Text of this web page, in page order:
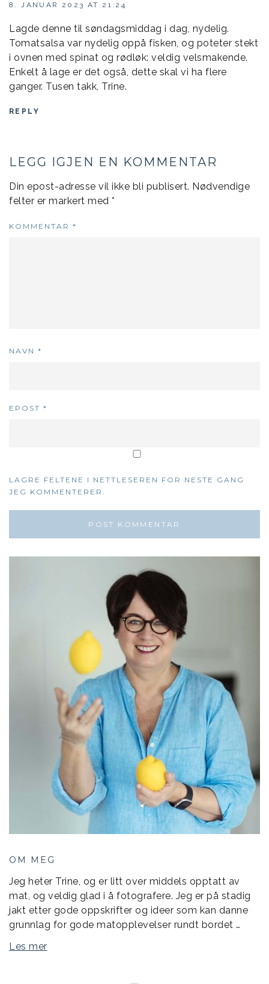
8. JANUAR 2023 AT 21:24
Lagde denne til søndagsmiddag i dag, nydelig.
Tomatsalsa var nydelig oppå fisken, og poteter stekt
i ovnen med spinat og rødløk: veldig velsmakende.
Enkelt å lage er det også, dette skal vi ha flere
ganger. Tusen takk, Trine.
REPLY
LEGG IGJEN EN KOMMENTAR
Din epost-adresse vil ikke bli publisert. Nødvendige
felter er markert med *
KOMMENTAR *
NAVN *
EPOST *
LAGRE FELTENE I NETTLESEREN FOR NESTE GANG
JEG KOMMENTERER.
OM MEG
Jeg heter Trine, og er litt over middels opptatt av
mat, og veldig glad i å fotografere. Jeg er på stadig
jakt etter gode oppskrifter og ideer som kan danne
grunnlag for gode matopplevelser rundt bordet …
Les mer